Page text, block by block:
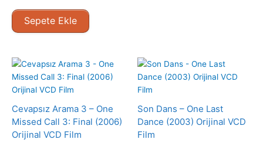
Sepete Ekle
Cevapsız Arama 3 – One
Missed Call 3: Final (2006)
Orijinal VCD Film
Son Dans – One Last
Dance (2003) Orijinal VCD
Film